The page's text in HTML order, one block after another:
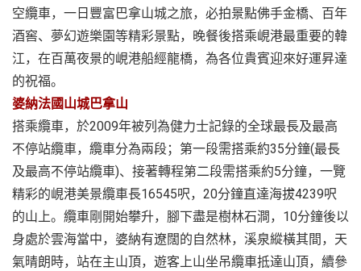
空纜車，一日豐富巴拿山城之旅，必拍景點佛手金橋、百年
酒窖、夢幻遊樂園等精彩景點，晚餐後搭乘峴港最重要的韓
江，在百萬夜景的峴港船經龍橋，為各位貴賓迎來好運昇達
的祝福。
婆納法國山城巴拿山
搭乘纜車，於2009年被列為健力士記錄的全球最長及最高
不停站纜車，纜車分為兩段；第一段需搭乘約35分鐘(最長
及最高不停站纜車)、接著轉程第二段需搭乘約5分鐘，一覽
精彩的峴港美景纜車長16545呎，20分鐘直達海拔4239呎
的山上。纜車剛開始攀升，腳下盡是樹林石澗，10分鐘後以
身處於雲海當中，婆納有遼闊的自然林，溪泉縱橫其間，天
氣晴朗時，站在主山頂，遊客上山坐吊纜車抵達山頂，續參